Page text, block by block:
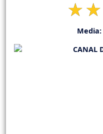
Media: